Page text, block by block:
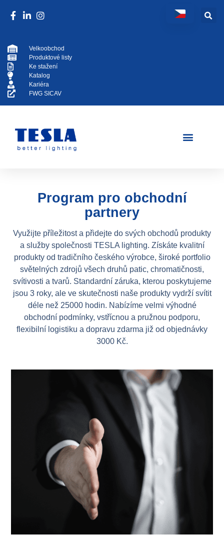
Velkoobchod
Produktové listy
Ke stažení
Katalog
Kariéra
FWG SICAV
Program pro obchodní
partnery
Využijte příležitost a přidejte do svých obchodů produkty
a služby společnosti TESLA lighting. Získáte kvalitní
produkty od tradičního českého výrobce, široké portfolio
světelných zdrojů všech druhů patic, chromatičnosti,
svítivosti a tvarů. Standardní záruka, kterou poskytujeme
jsou 3 roky, ale ve skutečnosti naše produkty vydrží svítit
déle než 25000 hodin. Nabízíme velmi výhodné
obchodní podmínky, vstřícnou a pružnou podporu,
flexibilní logistiku a dopravu zdarma již od objednávky
3000 Kč.